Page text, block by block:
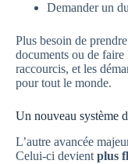
Demander un
Plus besoin de
documents ou de
raccourcis, et les
pour tout le monde.
Un nouveau système
L’autre avancée
Celui-ci devient plus